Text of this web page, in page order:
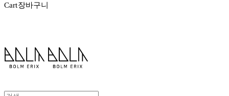
Cart장바구니